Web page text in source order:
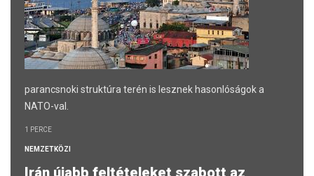
parancsnoki struktúra terén is lesznek hasonlóságok a
NATO-val.
1 PERCE
NEMZETKÖZI
Irán újabb feltételeket szabott az